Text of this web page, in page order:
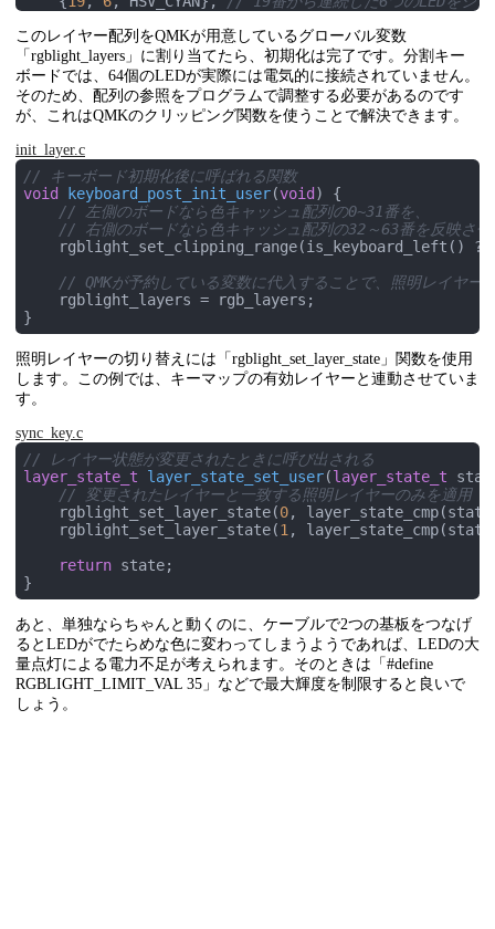
    {
33, 5, HSV_CYAN},
    {
39 , 5, HSV_CYAN},
    {
45, 5, HSV_CYAN},
    {
51 , 6, HSV_CYAN}
);
const
    rgb_lower_layer,
    rgb_raise_layer
);
このレイヤー配列をQMKが用意しているグローバル変数
「rgblight_layers」に割り当てたら、初期化は完了です。分割キー
ボードでは、64個のLEDが実際には電気的に接続されていません。
そのため、配列の参照をプログラムで調整する必要があるのです
が、これはQMKのクリッピング関数を使うことで解決できます。
init_layer.c
// キーボード初期化後に呼ばれる関数
void
keyboard_post_init_user(void )
{
// 左側のボードなら色キャッシュ配列の0~31番を、
// 右側のボードなら色キャッシュ配列の32～63番を反映させ
    rgblight_set_clipping_range(is_keyboard_left() ?
// QMKが予約している変数に代入することで、照明レイヤー
    rgblight_layers = rgb_layers;
照明レイヤーの切り替えには「rgblight_set_layer_state」関数を使用
します。この例では、キーマップの有効レイヤーと連動させていま
す。
sync_key.c
// レイヤー状態が変更されたときに呼び出される
layer_state_t
layer_state_set_user(layer_state_t
// 変更されたレイヤーと一致する照明レイヤーのみを適用
    rgblight_set_layer_state(
0, layer_state_cmp(state,
    rgblight_set_layer_state(
1 ,
return state;
}
あと、単独ならちゃんと動くのに、ケーブルで2つの基板をつなげ
るとLEDがでたらめな色に変わってしまうようであれば、LEDの大
量点灯による電力不足が考えられます。そのときは「#define
RGBLIGHT_LIMIT_VAL 35」などで最大輝度を制限すると良いで
しょう。